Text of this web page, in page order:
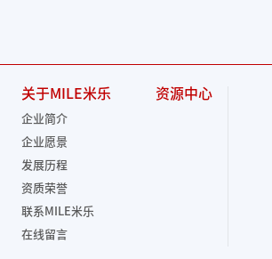
关于MILE米乐
企业简介
企业愿景
发展历程
资质荣誉
联系MILE米乐
在线留言
资源中心